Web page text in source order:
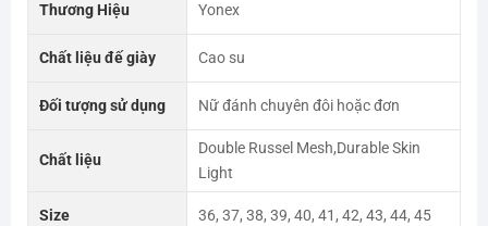
Thương Hiệu Yonex
Chất liệu đế giày Cao su
Đối tượng sử dụng Nữ đánh chuyên đôi hoặc đơn
Chất liệu
Double Russel Mesh,Durable Skin
Light
Size 36, 37, 38, 39, 40, 41, 42, 43, 44, 45